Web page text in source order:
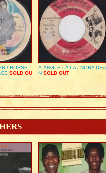
/ HORSE
SOLD OU
A:ANGLE LA LA / NORA DEA
N SOLD OUT